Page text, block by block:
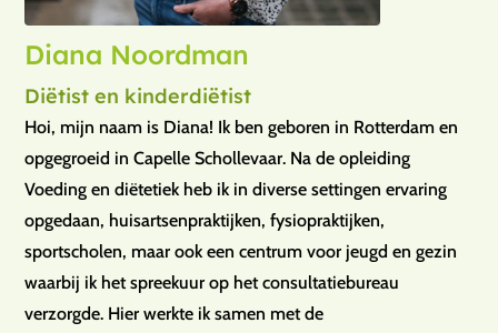
Diana Noordman
Diëtist en kinderdiëtist
Hoi, mijn naam is Diana! Ik ben geboren in Rotterdam en
opgegroeid in Capelle Schollevaar. Na de opleiding
Voeding en diëtetiek heb ik in diverse settingen ervaring
opgedaan, huisartsenpraktijken, fysiopraktijken,
sportscholen, maar ook een centrum voor jeugd en gezin
waarbij ik het spreekuur op het consultatiebureau
verzorgde. Hier werkte ik samen met de